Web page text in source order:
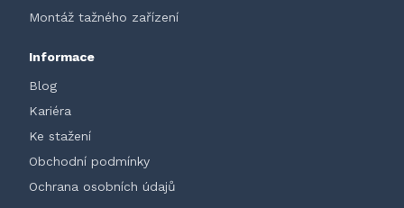
Montáž tažného zařízení
Informace
Blog
Kariéra
Ke stažení
Obchodní podmínky
Ochrana osobních údajů